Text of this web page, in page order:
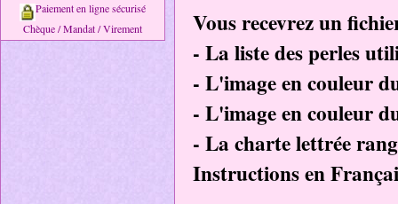
Paiement en ligne sécurisé
Chèque / Mandat / Virement
Vous recevrez un
- La liste des perles
- L'image en couleur
- L'image en couleur
- La charte lettrée
Instructions en